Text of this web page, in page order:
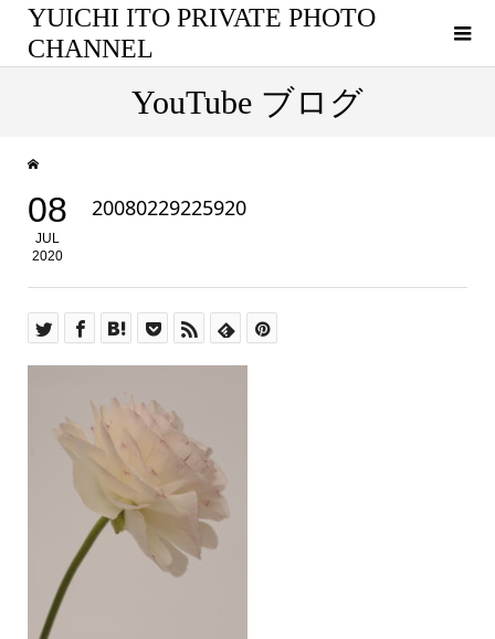
YUICHI ITO PRIVATE PHOTO
CHANNEL
YouTube ブログ
08
JUL
2020
20080229225920